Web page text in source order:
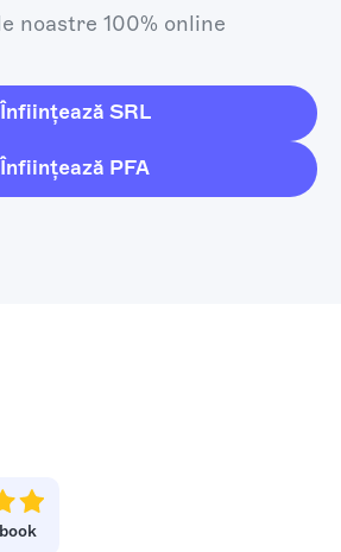
noastre 100% online
Înființează SRL
Înființează PFA